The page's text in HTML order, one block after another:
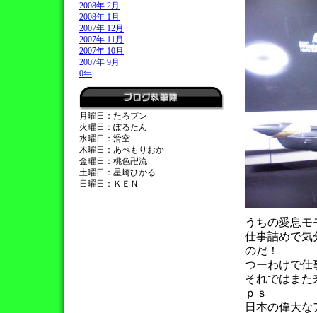
2008年 2月
2008年 1月
2007年 12月
2007年 11月
2007年 10月
2007年 9月
0年
月曜日：たろプン
火曜日：ぽるたん
水曜日：滑空
木曜日：あべもりおか
金曜日：桃色卍流
土曜日：星崎ひかる
日曜日：ＫＥＮ
うちの愛息
仕事詰めで気
のだ！
つーわけで仕
それではまた
ｐｓ
日本の偉大